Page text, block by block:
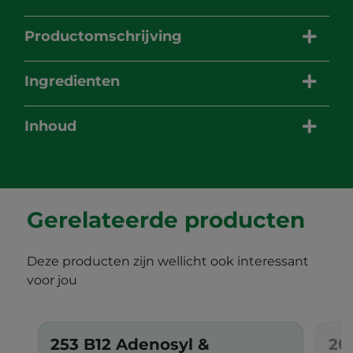
Productomschrijving
Ingredienten
Inhoud
Gerelateerde producten
Deze producten zijn wellicht ook interessant
voor jou
253 B12 Adenosyl &